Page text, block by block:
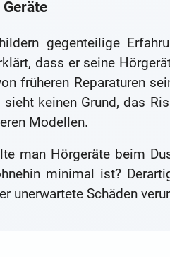
gegenteilige
dass er seine
früheren Reparaturen
keinen Grund, das
Modellen.
man Hörgeräte beim
minimal ist?
unerwartete Schäden